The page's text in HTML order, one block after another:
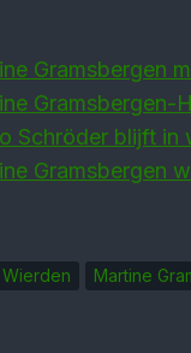
Gramsbergen
Gramsbergen-
Schröder blijft in
Gramsbergen
Martine